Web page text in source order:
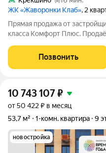
ЖК «Жаворонки Клаб», 2
Прямая продажа от
класса Комфорт Плюс.
отделки. Расположение
гармоничного пространства в
Позвонить
10 743 107₽
от 50 422 ₽ в месяц
53,7 м²
1-комн. квартира 9
новостройка